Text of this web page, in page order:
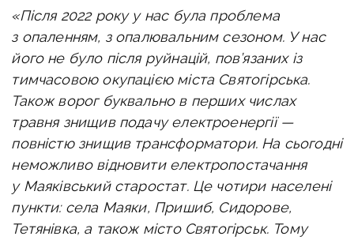
«Після 2022 року у нас була проблема
з опаленням, з опалювальним сезоном. У нас
його не було після руйнацій, пов’язаних із
тимчасовою окупацією міста Святогірська.
Також ворог буквально в перших числах
травня знищив подачу електроенергії —
повністю знищив трансформатори. На сьогодні
неможливо відновити електропостачання
у Маяківський старостат. Це чотири населені
пункти: села Маяки, Пришиб, Сидорове,
Тетянівка, а також місто Святогірськ. Тому